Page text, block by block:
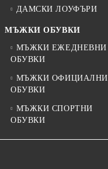
ДАМСКИ ЛОУФЪРИ
МЪЖКИ ОБУВКИ
МЪЖКИ ЕЖЕДНЕВНИ
ОБУВКИ
МЪЖКИ ОФИЦИАЛНИ
ОБУВКИ
МЪЖКИ СПОРТНИ
ОБУВКИ